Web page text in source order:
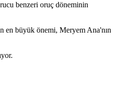
benzeri oruç döneminin
en büyük önemi, Meryem Ana'nın